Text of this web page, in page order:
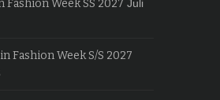
Fashion Week SS 2027 Juli
Fashion Week S/S 2027